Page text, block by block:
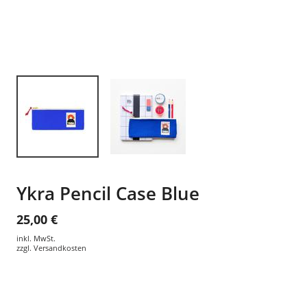
Ykra Pencil Case Blue
25,00 €
inkl. MwSt.
zzgl. Versandkosten